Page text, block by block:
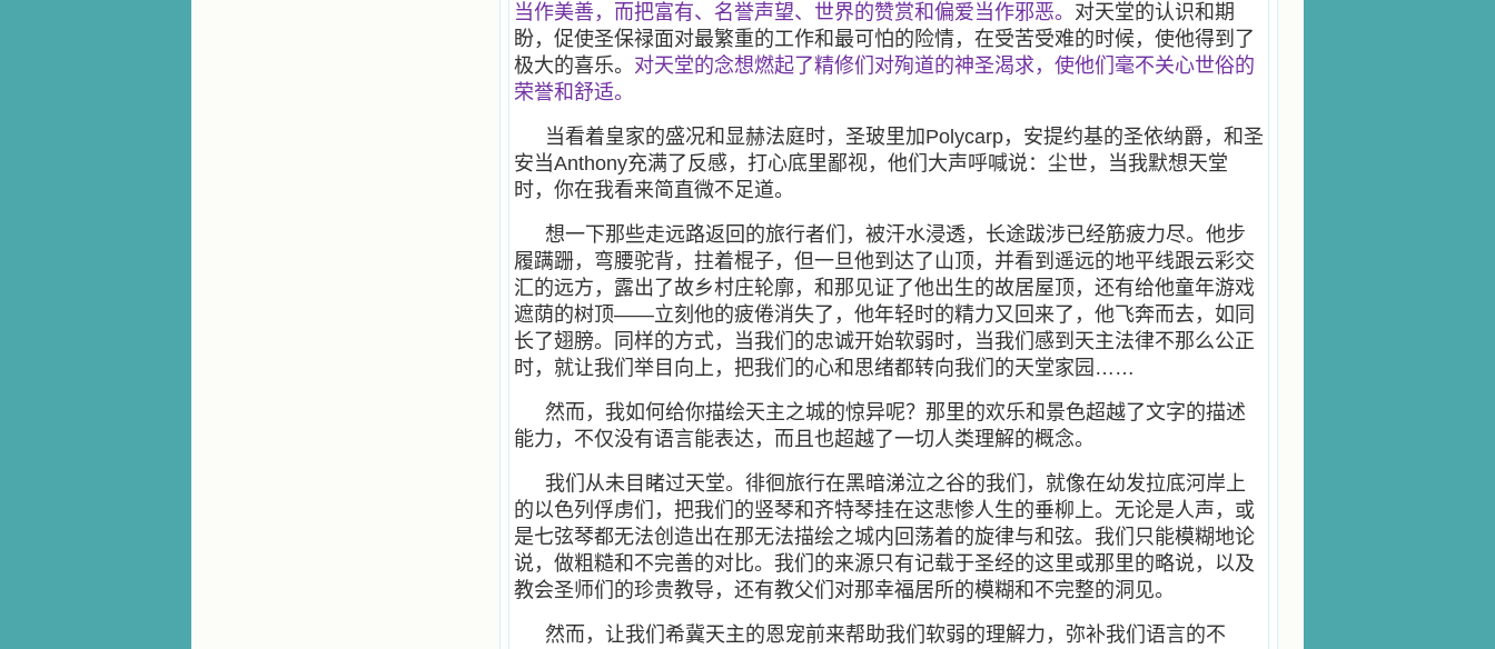
当作美善，而把富有、名誉声望、世界的赞赏和偏爱当作邪恶。 对天堂的认识和期
盼，促使圣保禄面对最繁重的工作和最可怕的险情，在受苦受难的时候，使他得到了
极大的喜乐。 对天堂的念想燃起了精修们对殉道的神圣渴求，使他们毫不关心世俗的
荣誉和舒适。
当看着皇家的盛况和显赫法庭时，圣玻里加Polycarp，安提约基的圣依纳爵，和圣
安当Anthony充满了反感，打心底里鄙视，他们大声呼喊说：尘世，当我默想天堂
时，你在我看来简直微不足道。
想一下那些走远路返回的旅行者们，被汗水浸透，长途跋涉已经筋疲力尽。他步
履蹒跚，弯腰驼背，拄着棍子，但一旦他到达了山顶，并看到遥远的地平线跟云彩交
汇的远方，露出了故乡村庄轮廓，和那见证了他出生的故居屋顶，还有给他童年游戏
遮荫的树顶——立刻他的疲倦消失了，他年轻时的精力又回来了，他飞奔而去，如同
长了翅膀。同样的方式，当我们的忠诚开始软弱时，当我们感到天主法律不那么公正
时，就让我们举目向上，把我们的心和思绪都转向我们的天堂家园……
然而，我如何给你描绘天主之城的惊异呢？那里的欢乐和景色超越了文字的描述
能力，不仅没有语言能表达，而且也超越了一切人类理解的概念。
我们从未目睹过天堂。徘徊旅行在黑暗涕泣之谷的我们，就像在幼发拉底河岸上
的以色列俘虏们，把我们的竖琴和齐特琴挂在这悲惨人生的垂柳上。无论是人声，或
是七弦琴都无法创造出在那无法描绘之城内回荡着的旋律与和弦。我们只能模糊地论
说，做粗糙和不完善的对比。我们的来源只有记载于圣经的这里或那里的略说，以及
教会圣师们的珍贵教导，还有教父们对那幸福居所的模糊和不完整的洞见。
然而，让我们希冀天主的恩宠前来帮助我们软弱的理解力，弥补我们语言的不